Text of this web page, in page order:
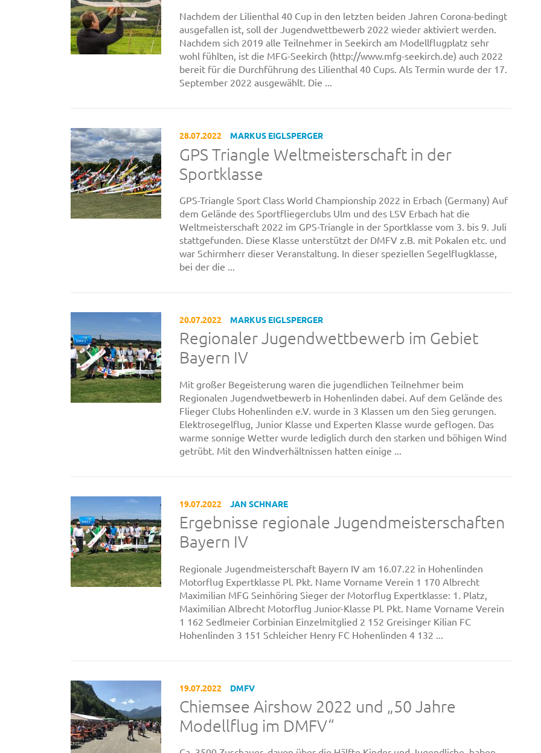
Nachdem der Lilienthal 40 Cup in den letzten beiden Jahren Corona-bedingt
ausgefallen ist, soll der Jugendwettbewerb 2022 wieder aktiviert werden.
Nachdem sich 2019 alle Teilnehmer in Seekirch am Modellflugplatz sehr
wohl fühlten, ist die MFG-Seekirch (http://www.mfg-seekirch.de) auch 2022
bereit für die Durchführung des Lilienthal 40 Cups. Als Termin wurde der 17.
September 2022 ausgewählt. Die ...
28.07.2022 MARKUS EIGLSPERGER
GPS Triangle Weltmeisterschaft in der
Sportklasse
GPS-Triangle Sport Class World Championship 2022 in Erbach (Germany) Auf
dem Gelände des Sportfliegerclubs Ulm und des LSV Erbach hat die
Weltmeisterschaft 2022 im GPS-Triangle in der Sportklasse vom 3. bis 9. Juli
stattgefunden. Diese Klasse unterstützt der DMFV z.B. mit Pokalen etc. und
war Schirmherr dieser Veranstaltung. In dieser speziellen Segelflugklasse,
bei der die ...
20.07.2022 MARKUS EIGLSPERGER
Regionaler Jugendwettbewerb im Gebiet
Bayern IV
Mit großer Begeisterung waren die jugendlichen Teilnehmer beim
Regionalen Jugendwetbewerb in Hohenlinden dabei. Auf dem Gelände des
Flieger Clubs Hohenlinden e.V. wurde in 3 Klassen um den Sieg gerungen.
Elektrosegelflug, Junior Klasse und Experten Klasse wurde geflogen. Das
warme sonnige Wetter wurde lediglich durch den starken und böhigen Wind
getrübt. Mit den Windverhältnissen hatten einige ...
19.07.2022 JAN SCHNARE
Ergebnisse regionale Jugendmeisterschaften
Bayern IV
Regionale Jugendmeisterschaft Bayern IV am 16.07.22 in Hohenlinden
Motorflug Expertklasse Pl. Pkt. Name Vorname Verein 1 170 Albrecht
Maximilian MFG Seinhöring Sieger der Motorflug Expertklasse: 1. Platz,
Maximilian Albrecht Motorflug Junior-Klasse Pl. Pkt. Name Vorname Verein
1 162 Sedlmeier Corbinian Einzelmitglied 2 152 Greisinger Kilian FC
Hohenlinden 3 151 Schleicher Henry FC Hohenlinden 4 132 ...
19.07.2022 DMFV
Chiemsee Airshow 2022 und „50 Jahre
Modellflug im DMFV“